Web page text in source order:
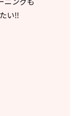
い‼️